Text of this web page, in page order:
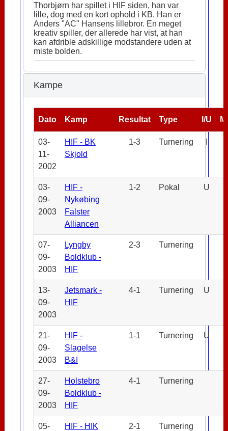
Thorbjørn har spillet i HIF siden, han var
lille, dog med en kort ophold i KB. Han er
Anders "AC" Hansens lillebror. En meget
kreativ spiller, der allerede har vist, at han
kan afdrible adskillige modstandere uden at
miste bolden.
Kampe
Dato Kamp Resultat Type I/U
03-
11-
2002
HIF - BK
Skjold
1-3 Turnering
03-
09-
2003
HIF -
Nykøbing
Falster
Alliancen
1-2 Pokal U
07-
09-
2003
Lyngby
Boldklub -
HIF
2-3 Turnering
13-
09-
2003
Jetsmark -
HIF
4-1 Turnering U
21-
09-
2003
HIF -
Slagelse
B&I
1-1 Turnering U
27-
09-
2003
Holstebro
Boldklub -
HIF
4-1 Turnering
05-
HIF - HIK 2-1 Turnering